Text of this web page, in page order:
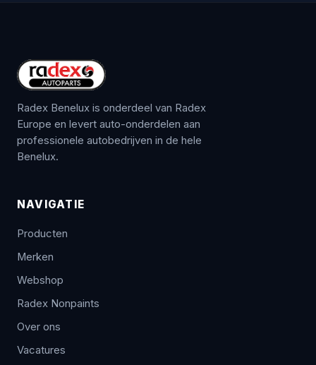
Radex Benelux is onderdeel van Radex
Europe en levert auto-onderdelen aan
professionele autobedrijven in de hele
Benelux.
NAVIGATIE
Producten
Merken
Webshop
Radex Nonpaints
Over ons
Vacatures